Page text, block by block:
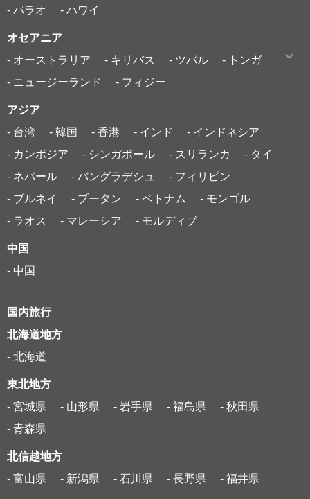
- パラオ
- ハワイ
オセアニア
- オーストラリア
- キリバス - ツバル
- トンガ
- ニュージーランド
- フィジー
アジア
- 台湾
- 韓国 - 香港 - インド
- インドネシア
- カンボジア
- シンガポール - スリランカ
- タイ
- ネパール
- バングラデシュ
- フィリピン
- ブルネイ
- ブータン - ベトナム
- モンゴル
- ラオス
- マレーシア - モルディブ
中国
- 中国
国内旅行
北海道地方
- 北海道
東北地方
- 宮城県
- 山形県 - 岩手県 - 福島県
- 秋田県
- 青森県
北信越地方
- 富山県
- 新潟県 - 石川県 - 長野県 - 福井県